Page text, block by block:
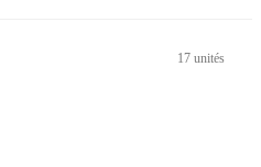
17 unités